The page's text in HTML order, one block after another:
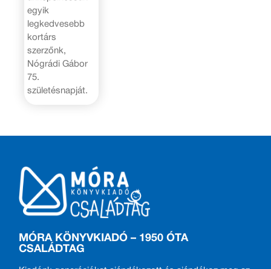
egyik
legkedvesebb
kortárs
szerzőnk,
Nógrádi Gábor
75.
születésnapját.
MÓRA KÖNYVKIADÓ – 1950 ÓTA
CSALÁDTAG